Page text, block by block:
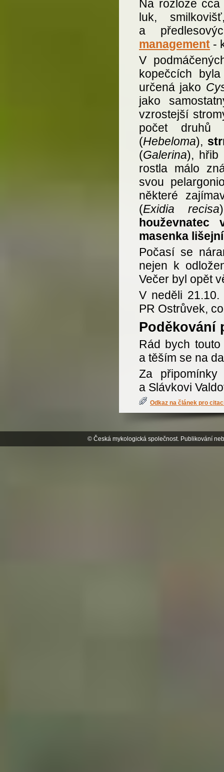
Na rozloze
luk,
a
management -
V
kopečcích
určená jako
jako
vzrostejší
počet
(Hebeloma),
(Galerina), hřib
rostla málo
svou
některé
(Exidia recisa
houževnatec
masenka
Počasí se
nejen k
Večer byl opět
V neděli
PR Ostrůvek,
Poděkování
Rád bych
a těším se na
Za
a Slávkovi
Odkaz na článek pro
© Česká mykologická společnost. Publikování